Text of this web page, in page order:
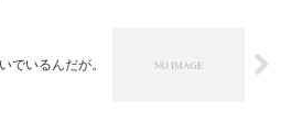
でいるんだが。